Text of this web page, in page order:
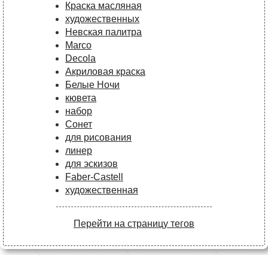
Краска масляная
художественных
Невская палитра
Marco
Decola
Акриловая краска
Белые Ночи
кювета
набор
Сонет
для рисования
линер
для эскизов
Faber-Castell
художественная
Перейти на страницу тегов